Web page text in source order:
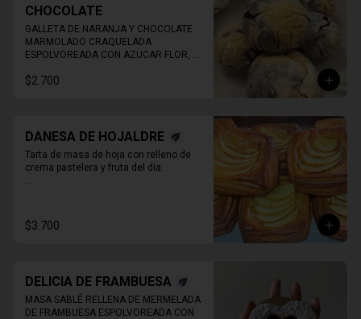
CHOCOLATE
GALLETA DE NARANJA Y CHOCOLATE
MARMOLADO CRAQUELADA
ESPOLVOREADA CON AZUCAR FLOR,
$2.700
DANESA DE HOJALDRE
Tarta de masa de hoja con relleno de
crema pastelera y fruta del día.
despacho*
** FOTO  REFERENCIAL
$3.700
DELICIA DE FRAMBUESA
MASA SABLÉ RELLENA DE MERMELADA
DE FRAMBUESA ESPOLVOREADA CON